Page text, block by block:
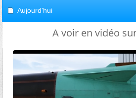
Aujourd'hui
A voir en vidéo